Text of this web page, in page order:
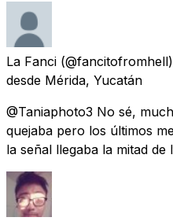
La Fanci
desde Mérida, Yucatán
@Taniaphoto3 No sé,
quejaba pero los últimos
la señal llegaba la mitad de